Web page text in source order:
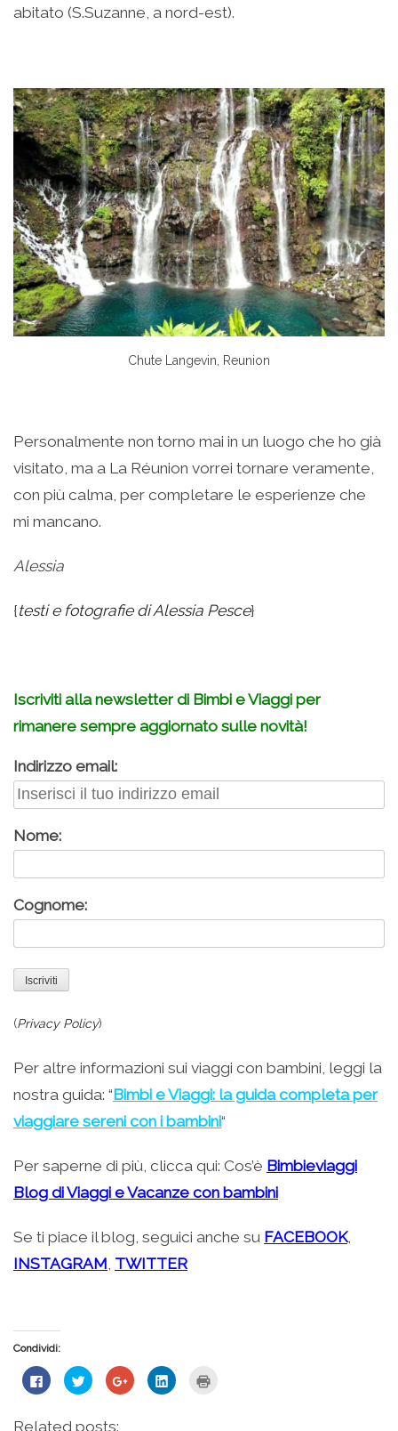
abitato (S.Suzanne, a nord-est).
Chute Langevin, Reunion
Personalmente non torno mai in un luogo che ho già
visitato, ma a La Réunion vorrei tornare veramente,
con più calma, per completare le esperienze che
mi mancano.
Alessia
{testi e fotografie di Alessia Pesce}
Iscriviti alla newsletter di Bimbi e Viaggi per
rimanere sempre aggiornato sulle novità!
Indirizzo email:
Nome:
Cognome:
(Privacy Policy)
Per altre informazioni sui viaggi con bambini, leggi la
nostra guida: “Bimbi e Viaggi: la guida completa per
viaggiare sereni con i bambini“
Per saperne di più, clicca qui: Cos’è Bimbieviaggi
Blog di Viaggi e Vacanze con bambini
Se ti piace il blog, seguici anche su FACEBOOK,
INSTAGRAM TWITTER
Condividi:
Fai
clic
su
Fai
clic
condividere
Fai
clic
Fai
clic
Related posts: